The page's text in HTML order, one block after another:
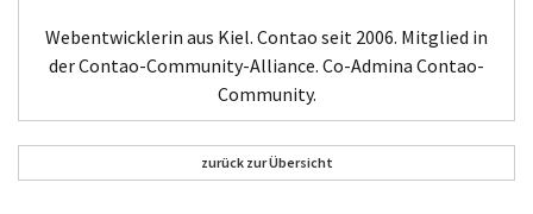
Webentwicklerin aus Kiel. Contao seit 2006. Mitglied in
der Contao-Community-Alliance. Co-Admina Contao-
Community.
zurück zur Übersicht